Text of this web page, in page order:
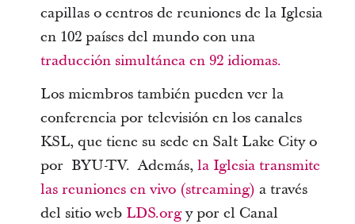
capillas o centros de reuniones de la Iglesia
en 102 países del mundo con una
traducción simultánea en 92 idiomas.
Los miembros también pueden ver la
conferencia por televisión en los canales
KSL, que tiene su sede en Salt Lake City o
por BYU-TV. Además, la Iglesia transmite
las reuniones en vivo (streaming) a través
del sitio web LDS.orgy por el Canal